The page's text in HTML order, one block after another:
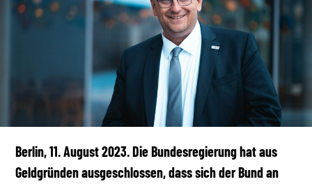
MEDIATHEK
Berlin, 11. August 2023.Die Bundesregierung hat aus
Geldgründen ausgeschlossen, dass sich der Bund an